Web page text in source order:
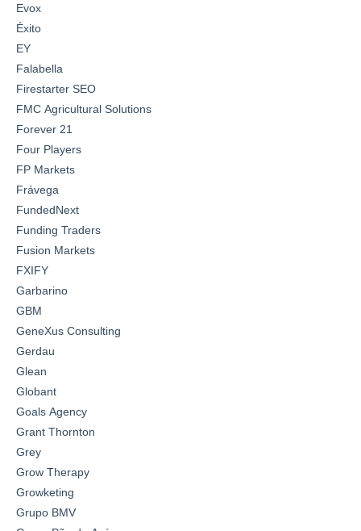
Evox
Éxito
EY
Falabella
Firestarter SEO
FMC Agricultural Solutions
Forever 21
Four Players
FP Markets
Frávega
FundedNext
Funding Traders
Fusion Markets
FXIFY
Garbarino
GBM
GeneXus Consulting
Gerdau
Glean
Globant
Goals Agency
Grant Thornton
Grey
Grow Therapy
Growketing
Grupo BMV